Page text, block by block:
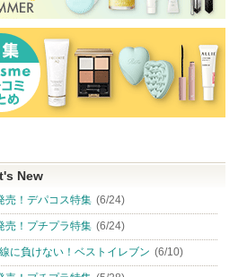
New
売！デパコス特集 (6/24)
売！プチプラ特集 (6/24)
に負けない！ベストイレブン (6/10)